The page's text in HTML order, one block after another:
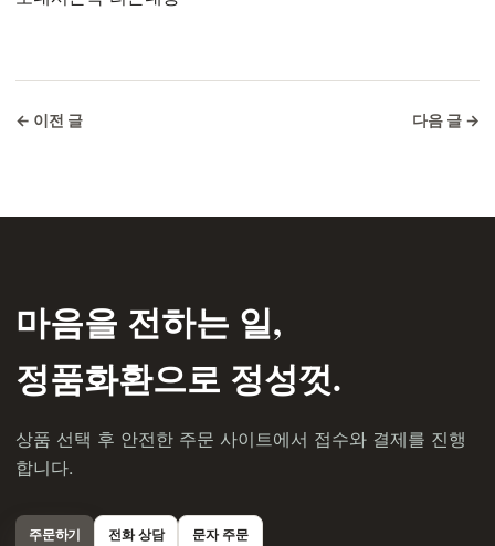
← 이전 글 다음 글 →
마음을 전하는 일,
정품화환으로 정성껏.
상품 선택 후 안전한 주문 사이트에서 접수와 결제를 진행
합니다.
주문하기 전화 상담 문자 주문